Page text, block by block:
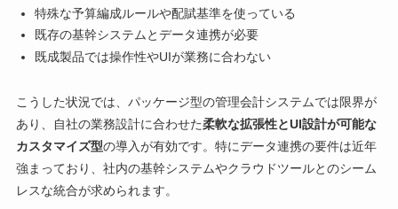
特殊な予算編成ルールや配賦基準を使っている
既存の基幹システムとデータ連携が必要
既成製品では操作性やUIが業務に合わない
こうした状況では、パッケージ型の管理会計システムでは限界が
あり、自社の業務設計に合わせた柔軟な拡張性とUI設計が可能な
カスタマイズ型の導入が有効です。特にデータ連携の要件は近年
強まっており、社内の基幹システムやクラウドツールとのシーム
レスな統合が求められます。